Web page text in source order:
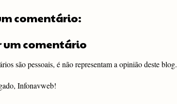
comentário:
um comentário
são pessoais, é não representam a opinião deste blog.
Infonavweb!